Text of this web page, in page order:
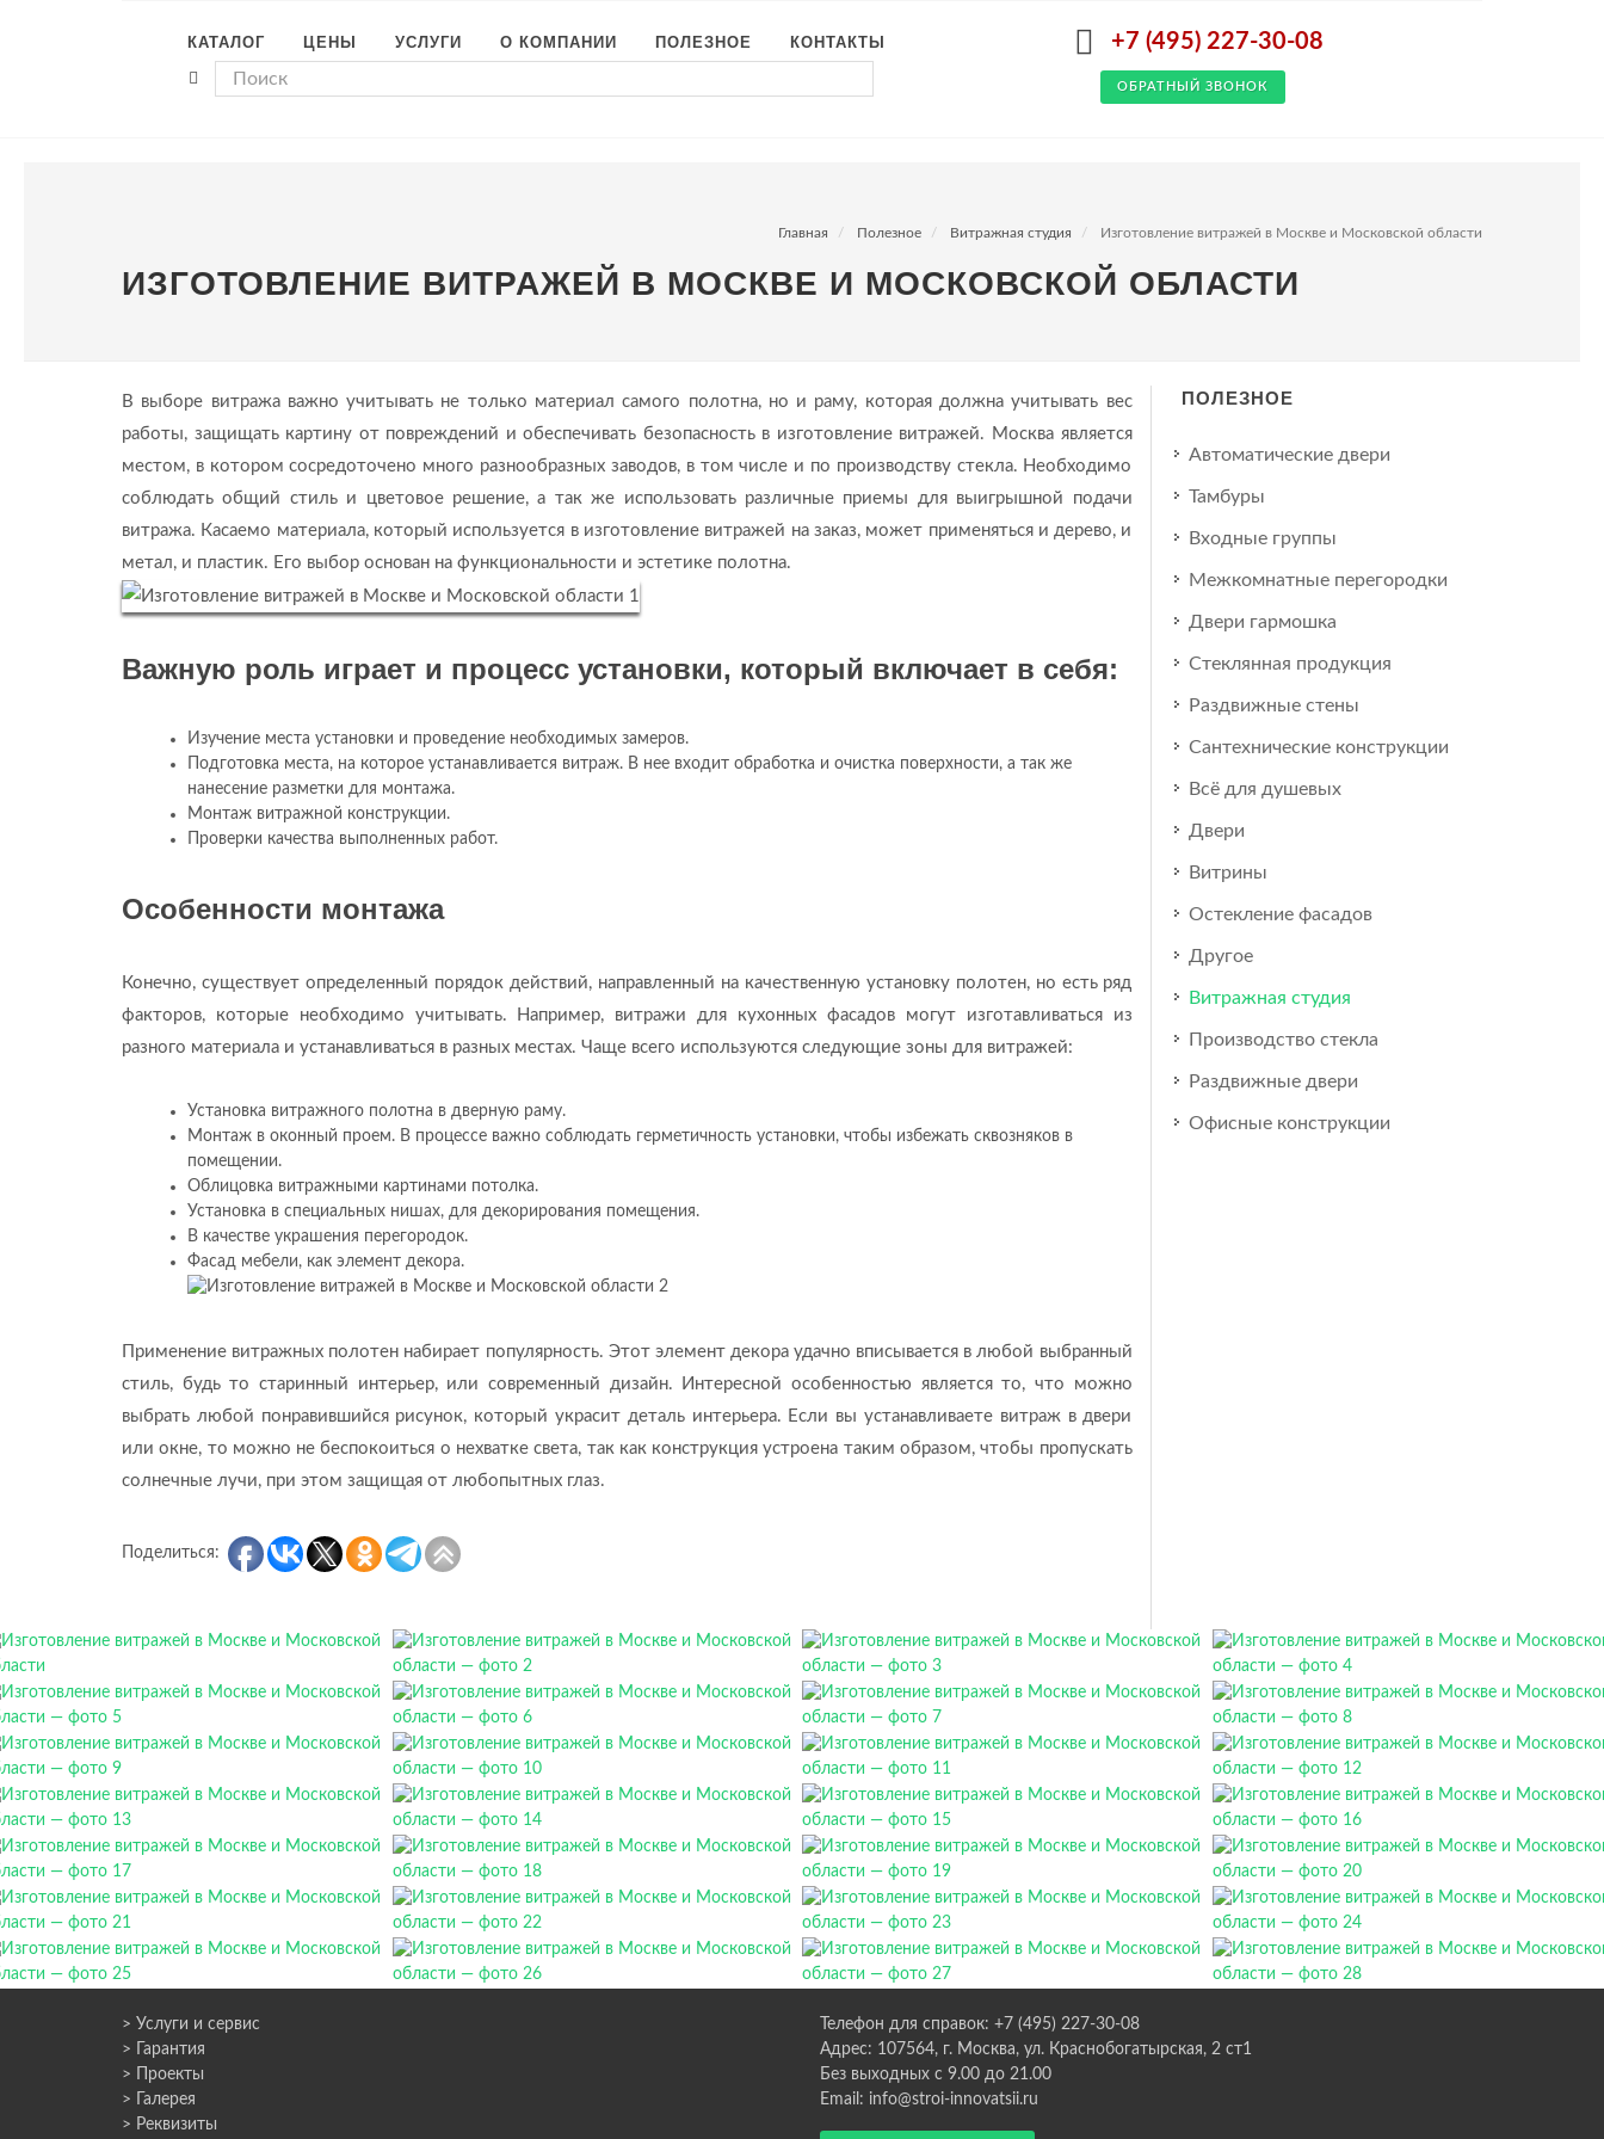
КАТАЛОГ ЦЕНЫ УСЛУГИ О КОМПАНИИ ПОЛЕЗНОЕ КОНТАКТЫ +7 (495) 227-30-08
ОБРАТНЫЙ ЗВОНОК
Главная Полезное Витражная студия Изготовление витражей в Москве и Московской области
ИЗГОТОВЛЕНИЕ ВИТРАЖЕЙ В МОСКВЕ И МОСКОВСКОЙ ОБЛАСТИ
В выборе витража важно учитывать не только материал самого полотна, но и раму, которая должна учитывать вес
работы, защищать картину от повреждений и обеспечивать безопасность в изготовление витражей. Москва является
местом, в котором сосредоточено много разнообразных заводов, в том числе и по производству стекла. Необходимо
соблюдать общий стиль и цветовое решение, а так же использовать различные приемы для выигрышной подачи
витража. Касаемо материала, который используется в изготовление витражей на заказ, может применяться и дерево, и
метал, и пластик. Его выбор основан на функциональности и эстетике полотна.
Важную роль играет и процесс установки, который включает в себя:
Изучение места установки и проведение необходимых замеров.
Подготовка места, на которое устанавливается витраж. В нее входит обработка и очистка поверхности, а так же
нанесение разметки для монтажа.
Монтаж витражной конструкции.
Проверки качества выполненных работ.
Особенности монтажа
Конечно, существует определенный порядок действий, направленный на качественную установку полотен, но есть ряд
факторов, которые необходимо учитывать. Например, витражи для кухонных фасадов могут изготавливаться из
разного материала и устанавливаться в разных местах. Чаще всего используются следующие зоны для витражей:
Установка витражного полотна в дверную раму.
Монтаж в оконный проем. В процессе важно соблюдать герметичность установки, чтобы избежать сквозняков в
помещении.
Облицовка витражными картинами потолка.
Установка в специальных нишах, для декорирования помещения.
В качестве украшения перегородок.
Фасад мебели, как элемент декора.
Применение витражных полотен набирает популярность. Этот элемент декора удачно вписывается в любой выбранный
стиль, будь то старинный интерьер, или современный дизайн. Интересной особенностью является то, что можно
выбрать любой понравившийся рисунок, который украсит деталь интерьера. Если вы устанавливаете витраж в двери
или окне, то можно не беспокоиться о нехватке света, так как конструкция устроена таким образом, чтобы пропускать
солнечные лучи, при этом защищая от любопытных глаз.
Поделиться:
ПОЛЕЗНОЕ
Автоматические двери
Тамбуры
Входные группы
Межкомнатные перегородки
Двери гармошка
Стеклянная продукция
Раздвижные стены
Сантехнические конструкции
Всё для душевых
Двери
Витрины
Остекление фасадов
Другое
Витражная студия
Производство стекла
Раздвижные двери
Офисные конструкции
> Услуги и сервис
> Гарантия
> Проекты
> Галерея
> Реквизиты
Телефон для справок: +7 (495) 227-30-08
Адрес: 107564, г. Москва, ул. Краснобогатырская, 2 ст1
Без выходных с 9.00 до 21.00
Email: info@stroi-innovatsii.ru